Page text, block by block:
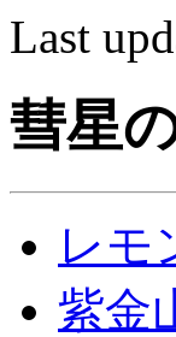
Last
彗星
レモ
紫金